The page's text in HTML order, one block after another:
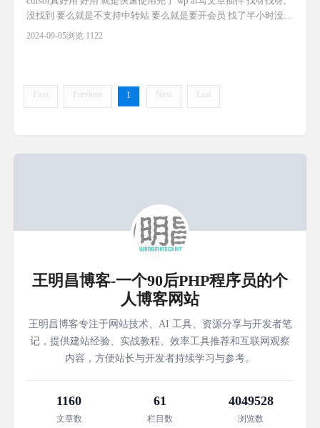
没找到 要么就是不支持中转站 要么就是要开会员 找了半小时没找
到,想到为什么不能自己写一个呢 如果是以前可能不行,现在可是有
2024-09-05浏览 1122
First Previous 1 Next Last
王明昌博客-一个90后PHP程序员的个
人博客网站
王明昌博客专注于网站技术、AI 工具、资源分享与开发者笔
记，提供建站经验、实战教程、效率工具推荐和互联网观察
内容，方便站长与开发者持续学习与参考。
1160
文章数
61
栏目数
4049528
浏览数